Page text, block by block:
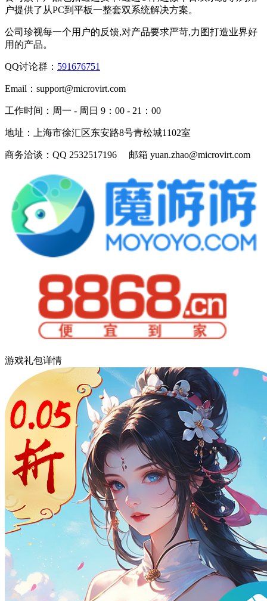
户提供了从PC到平板一整套双系统解决方案。
公司珍视每一个用户的反馈,对产品要求严苛,力图打造业界好
用的产品。
QQ讨论群： 591676751
Email： support@microvirt.com
工作时间： 周一 - 周日 9：00 - 21：00
地址： 上海市徐汇区东安路8号青松城1102室
商务洽谈： QQ 2532517196 邮箱 yuan.zhao@microvirt.com
游戏礼包详情